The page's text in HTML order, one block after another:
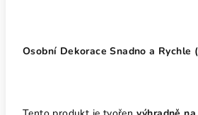
Osobní Dekorace Snadno a Rychle